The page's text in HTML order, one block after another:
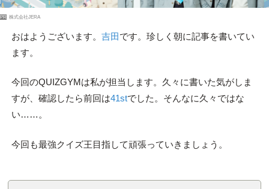
PR 株式会社JERA
おはようございます。 吉田です。珍しく朝に記事を書いてい
ます。
今回のQUIZGYMは私が担当します。久々に書いた気がしま
すが、確認したら前回は41stでした。そんなに久々ではな
い……。
今回も最強クイズ王目指して頑張っていきましょう。